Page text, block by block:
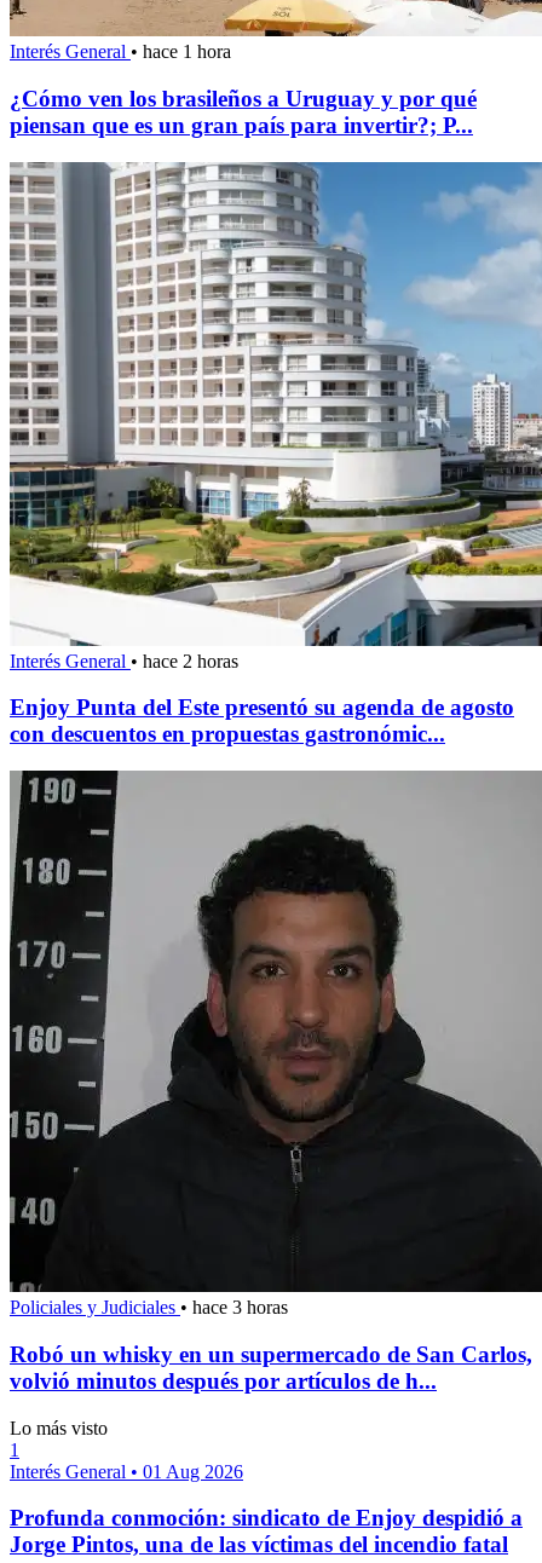
Interés General • hace 1 hora
¿Cómo ven los brasileños a Uruguay y por qué
piensan que es un gran país para invertir?; P...
Interés General • hace 2 horas
Enjoy Punta del Este presentó su agenda de agosto
con descuentos en propuestas gastronómic...
Policiales y Judiciales • hace 3 horas
Robó un whisky en un supermercado de San Carlos,
volvió minutos después por artículos de h...
Lo más visto
1
Interés General • 01 Aug 2026
Profunda conmoción: sindicato de Enjoy despidió a
Jorge Pintos, una de las víctimas del incendio fatal